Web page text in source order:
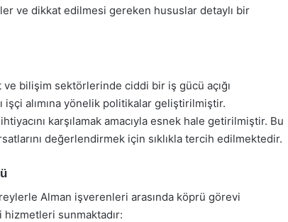
ve dikkat edilmesi gereken hususlar detaylı bir
bilişim sektörlerinde ciddi bir iş gücü açığı
işçi alımına yönelik politikalar geliştirilmiştir.
karşılamak amacıyla esnek hale getirilmiştir. Bu
değerlendirmek için sıklıkla tercih edilmektedir.
Alman işverenleri arasında köprü görevi
sunmaktadır: